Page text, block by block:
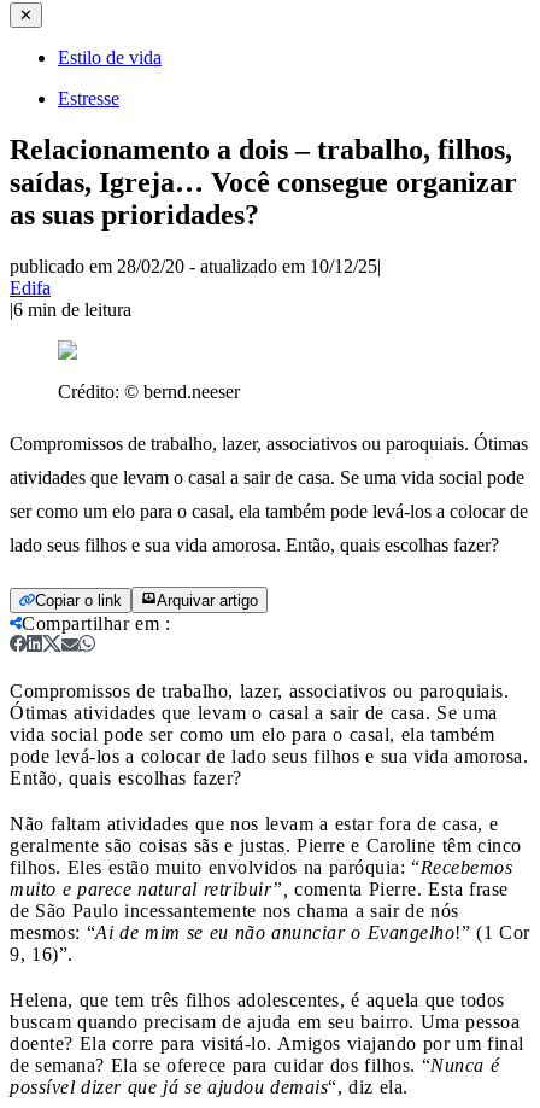
✕
Estilo de vida
Estresse
Relacionamento a dois – trabalho, filhos,
saídas, Igreja… Você consegue organizar
as suas prioridades?
publicado em 28/02/20 - atualizado em 10/12/25|
Edifa
|6 min de leitura
Crédito: © bernd.neeser
Compromissos de trabalho, lazer, associativos ou paroquiais. Ótimas
atividades que levam o casal a sair de casa. Se uma vida social pode
ser como um elo para o casal, ela também pode levá-los a colocar de
lado seus filhos e sua vida amorosa. Então, quais escolhas fazer?
Copiar o link Arquivar artigo
Compartilhar em :
Compromissos de trabalho, lazer, associativos ou paroquiais.
Ótimas atividades que levam o casal a sair de casa. Se uma
vida social pode ser como um elo para o casal, ela também
pode levá-los a colocar de lado seus filhos e sua vida amorosa.
Então, quais escolhas fazer?
Não faltam atividades que nos levam a estar fora de casa, e
geralmente são coisas sãs e justas. Pierre e Caroline têm cinco
filhos. Eles estão muito envolvidos na paróquia: “Recebemos
muito e parece natural retribuir”,
comenta Pierre. Esta frase
de São Paulo incessantemente nos chama a sair de nós
mesmos: “Ai de mim se eu não anunciar o Evangelho!” (1 Cor
9, 16)”.
Helena, que tem três filhos adolescentes, é aquela que todos
buscam quando precisam de ajuda em seu bairro. Uma pessoa
doente? Ela corre para visitá-lo. Amigos viajando por um final
de semana? Ela se oferece para cuidar dos filhos. “Nunca é
possível dizer que já se ajudou demais“, diz ela.